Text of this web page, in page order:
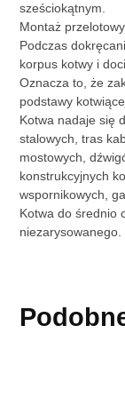
sześciokątnym.
Montaż
Podczas
korpus kotwy i
Oznacza to, że
podstawy
Kotwa nadaje się
stalowych, tras
mostowych,
konstrukcyjnych
wspornikowych,
Kotwa do średnio
niezarysowanego.